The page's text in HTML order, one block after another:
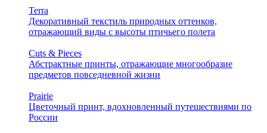
Terra
Декоративный текстиль природных оттенков,
отражающий виды с высоты птичьего полета
Cuts & Pieces
Абстрактные принты, отражающие многообразие
предметов повседневной жизни
Prairie
Цветочный принт, вдохновленный путешествиями по
России